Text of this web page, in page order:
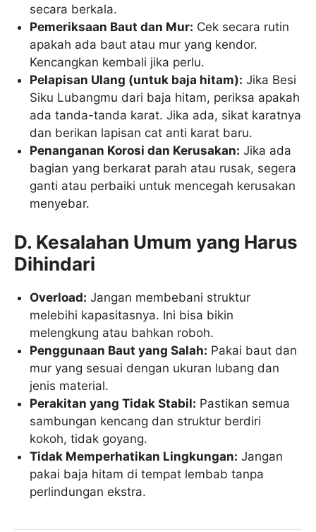
secara berkala.
Pemeriksaan Baut dan Mur: Cek secara rutin
apakah ada baut atau mur yang kendor.
Kencangkan kembali jika perlu.
Pelapisan Ulang (untuk baja hitam): Jika Besi
Siku Lubangmu dari baja hitam, periksa apakah
ada tanda-tanda karat. Jika ada, sikat karatnya
dan berikan lapisan cat anti karat baru.
Penanganan Korosi dan Kerusakan: Jika ada
bagian yang berkarat parah atau rusak, segera
ganti atau perbaiki untuk mencegah kerusakan
menyebar.
D. Kesalahan Umum yang Harus
Dihindari
Overload: Jangan membebani struktur
melebihi kapasitasnya. Ini bisa bikin
melengkung atau bahkan roboh.
Penggunaan Baut yang Salah: Pakai baut dan
mur yang sesuai dengan ukuran lubang dan
jenis material.
Perakitan yang Tidak Stabil: Pastikan semua
sambungan kencang dan struktur berdiri
kokoh, tidak goyang.
Tidak Memperhatikan Lingkungan: Jangan
pakai baja hitam di tempat lembab tanpa
perlindungan ekstra.